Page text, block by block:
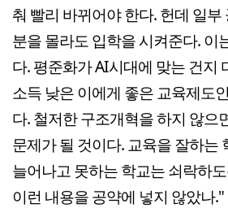
춰 빨리 바뀌어야 한다. 헌데 일
분을 몰라도 입학을 시켜준다. 이
다. 평준화가 AI시대에 맞는 건지
소득 낮은 이에게 좋은 교육제도
다. 철저한 구조개혁을 하지 않으
문제가 될 것이다. 교육을 잘하는
늘어나고 못하는 학교는 쇠락하
이런 내용을 공약에 넣지 않았나."